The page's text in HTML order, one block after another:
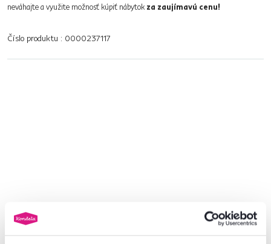
neváhajte a využite možnosť kúpiť nábytok za zaujímavú cenu!
Číslo produktu : 0000237117